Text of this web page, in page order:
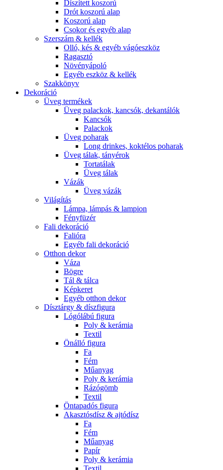
Díszített koszorú
Drót koszorú alap
Koszorú alap
Csokor és egyéb alap
Szerszám & kellék
Olló, kés & egyéb vágóeszköz
Ragasztó
Növényápoló
Egyéb eszköz & kellék
Szakkönyv
Dekoráció
Üveg termékek
Üveg palackok, kancsók, dekantálók
Kancsók
Palackok
Üveg poharak
Long drinkes, koktélos poharak
Üveg tálak, tányérok
Tortatálak
Üveg tálak
Vázák
Üveg vázák
Világítás
Lámpa, lámpás & lampion
Fényfüzér
Fali dekoráció
Falióra
Egyéb fali dekoráció
Otthon dekor
Váza
Bögre
Tál & tálca
Képkeret
Egyéb otthon dekor
Dísztárgy & díszfigura
Lógólábú figura
Poly & kerámia
Textil
Önálló figura
Fa
Fém
Műanyag
Poly & kerámia
Rázógömb
Textil
Öntapadós figura
Akasztósdísz & ajtódísz
Fa
Fém
Műanyag
Papír
Poly & kerámia
Textil